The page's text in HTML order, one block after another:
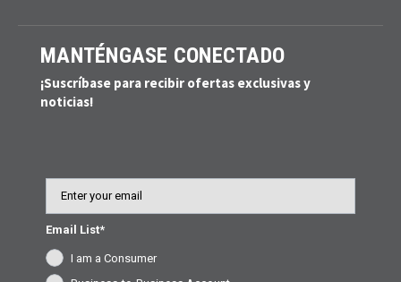
MANTÉNGASE CONECTADO
¡Suscríbase para recibir ofertas exclusivas y
noticias!
Email List*
I am a Consumer